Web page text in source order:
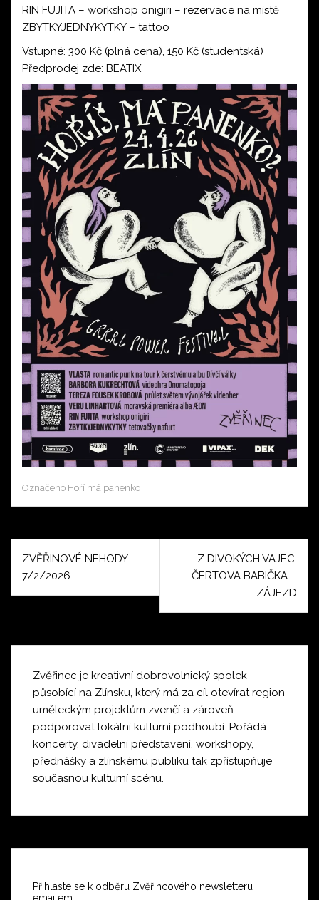
RIN FUJITA – workshop onigiri – rezervace na místě
ZBYTKYJEDNYKYTKY – tattoo
Vstupné: 300 Kč (plná cena), 150 Kč (studentská)
Předprodej zde: BEATIX
Označeno Hoří má panenko
Navigace
pro
příspěvek
ZVĚŘINOVÉ NEHODY
7/2/2026
Z DIVOKÝCH VAJEC:
ČERTOVA BABIČKA –
ZÁJEZD
Zvěřinec je kreativní dobrovolnický spolek
působící na Zlínsku, který má za cíl otevírat region
uměleckým projektům zvenčí a zároveň
podporovat lokální kulturní podhoubí. Pořádá
koncerty, divadelní představení, workshopy,
přednášky a zlínskému publiku tak zpřístupňuje
současnou kulturní scénu.
Přihlaste se k odběru Zvěřincového newsletteru
emailem: